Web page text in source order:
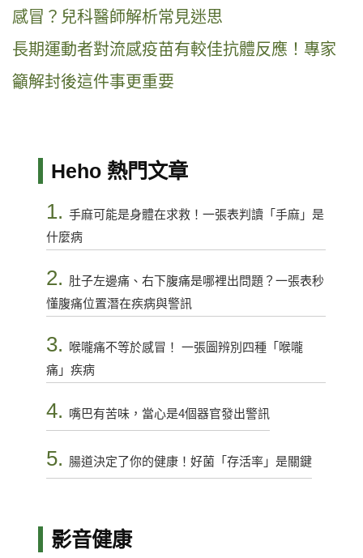
感冒？兒科醫師解析常見迷思
長期運動者對流感疫苗有較佳抗體反應！專家
籲解封後這件事更重要
Heho 熱門文章
1. 手麻可能是身體在求救！一張表判讀「手麻」是
什麼病
2. 肚子左邊痛、右下腹痛是哪裡出問題？一張表秒
懂腹痛位置潛在疾病與警訊
3. 喉嚨痛不等於感冒！ 一張圖辨別四種「喉嚨
痛」疾病
4. 嘴巴有苦味，當心是4個器官發出警訊
5. 腸道決定了你的健康！好菌「存活率」是關鍵
影音健康